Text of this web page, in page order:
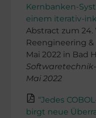
Kernban­ken-
einem itera­tiv-­
Abstract zum 24.
Reengi­nee­ring &
Mai 2022 in Bad
Software­tech­nik-
Mai 2022
“Jedes
birgt neue